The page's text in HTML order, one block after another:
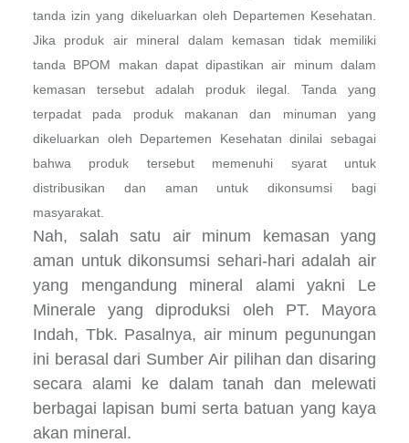
tanda izin yang dikeluarkan oleh Departemen Kesehatan.
Jika produk air mineral dalam kemasan tidak memiliki
tanda BPOM makan dapat dipastikan air minum dalam
kemasan tersebut adalah produk ilegal. Tanda yang
terpadat pada produk makanan dan minuman yang
dikeluarkan oleh Departemen Kesehatan dinilai sebagai
bahwa produk tersebut memenuhi syarat untuk
distribusikan dan aman untuk dikonsumsi bagi
masyarakat.
Nah, salah satu air minum kemasan yang
aman untuk dikonsumsi sehari-hari adalah air
yang mengandung mineral alami yakni Le
Minerale yang diproduksi oleh PT. Mayora
Indah, Tbk. Pasalnya, air minum pegunungan
ini berasal dari Sumber Air pilihan dan disaring
secara alami ke dalam tanah dan melewati
berbagai lapisan bumi serta batuan yang kaya
akan mineral.